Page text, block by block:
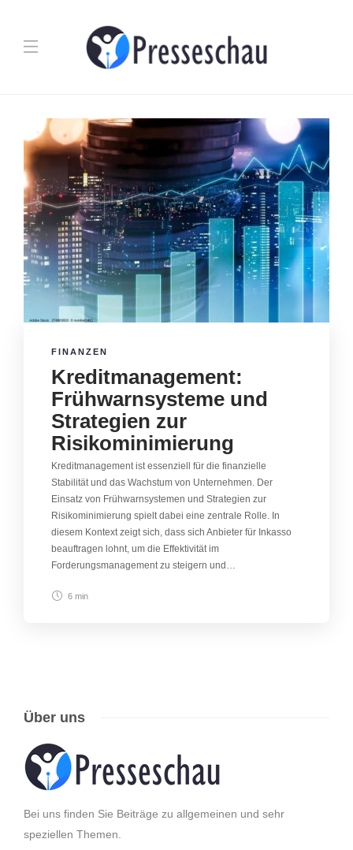
FINANZEN
Kreditmanagement:
Frühwarnsysteme und
Strategien zur
Risikominimierung
Kreditmanagement ist essenziell für die finanzielle
Stabilität und das Wachstum von Unternehmen. Der
Einsatz von Frühwarnsystemen und Strategien zur
Risikominimierung spielt dabei eine zentrale Rolle. In
diesem Kontext zeigt sich, dass sich Anbieter für Inkasso
beauftragen lohnt, um die Effektivität im
Forderungsmanagement zu steigern und…
6 min
Über uns
Bei uns finden Sie Beiträge zu allgemeinen und sehr
speziellen Themen.